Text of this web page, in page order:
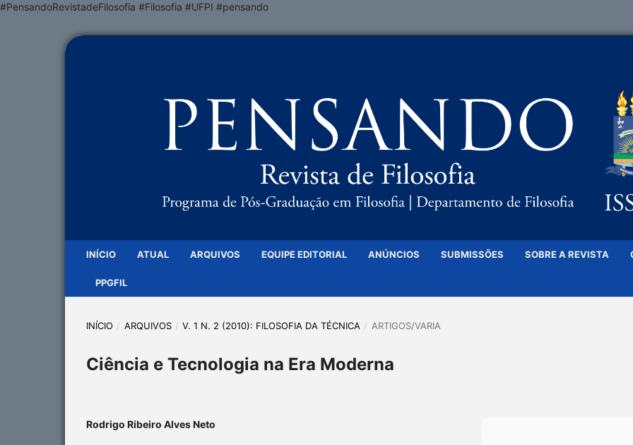
#PensandoRevistadeFilosofia #Filosofia #UFPI #pensando
INÍCIO ATUAL ARQUIVOS EQUIPE EDITORIAL ANÚNCIOS SUBMISSÕES SOBRE A REVISTA
PPGFIL
INÍCIO / ARQUIVOS / V. 1 N. 2 (2010): FILOSOFIA DA TÉCNICA / ARTIGOS/VARIA
Ciência e Tecnologia na Era Moderna
Rodrigo Ribeiro Alves Neto